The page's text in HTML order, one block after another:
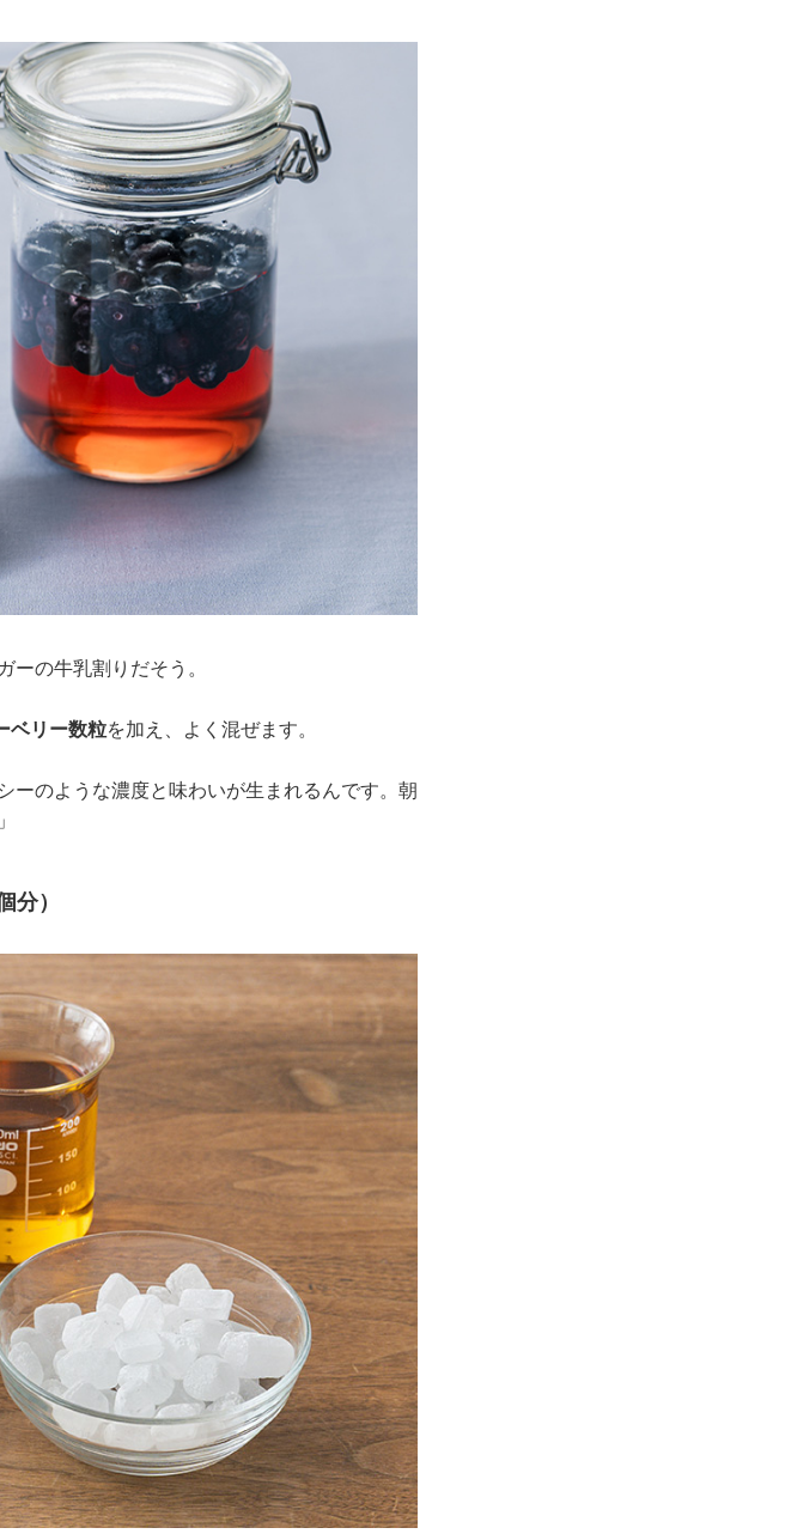
ーの牛乳割りだそう。
ベリー数粒を加え、よく混ぜます。
ーのような濃度と味わいが生まれるんです。朝
分）